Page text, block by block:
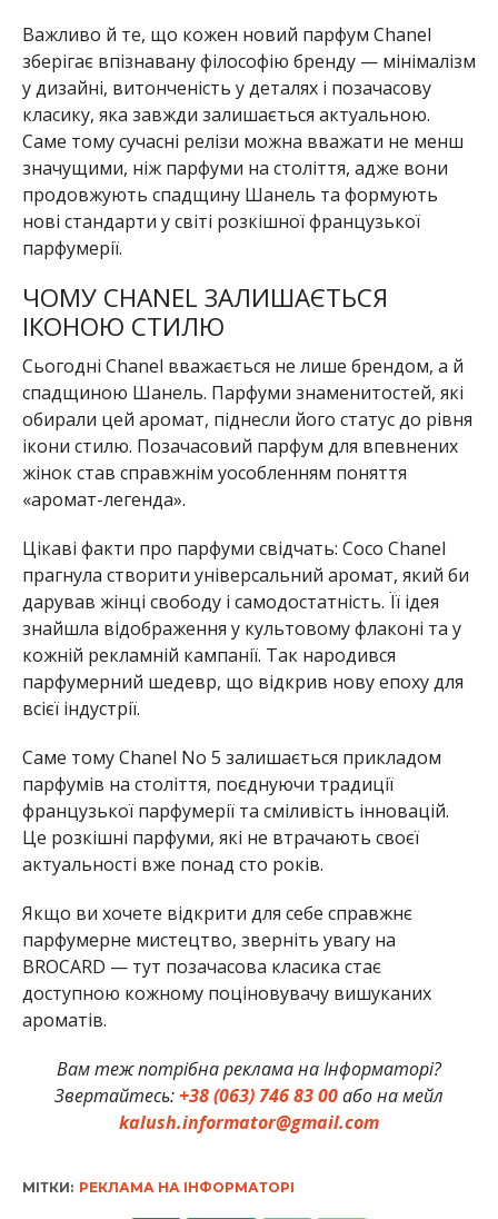
Важливо й те, що кожен новий парфум Chanel
зберігає впізнавану філософію бренду — мінімалізм
у дизайні, витонченість у деталях і позачасову
класику, яка завжди залишається актуальною.
Саме тому сучасні релізи можна вважати не менш
значущими, ніж парфуми на століття, адже вони
продовжують спадщину Шанель та формують
нові стандарти у світі розкішної французької
парфумерії.
ЧОМУ CHANEL ЗАЛИШАЄТЬСЯ
ІКОНОЮ СТИЛЮ
Сьогодні Chanel вважається не лише брендом, а й
спадщиною Шанель. Парфуми знаменитостей, які
обирали цей аромат, піднесли його статус до рівня
ікони стилю. Позачасовий парфум для впевнених
жінок став справжнім уособленням поняття
«аромат-легенда».
Цікаві факти про парфуми свідчать: Coco Chanel
прагнула створити універсальний аромат, який би
дарував жінці свободу і самодостатність. Її ідея
знайшла відображення у культовому флаконі та у
кожній рекламній кампанії. Так народився
парфумерний шедевр, що відкрив нову епоху для
всієї індустрії.
Саме тому Chanel No 5 залишається прикладом
парфумів на століття, поєднуючи традиції
французької парфумерії та сміливість інновацій.
Це розкішні парфуми, які не втрачають своєї
актуальності вже понад сто років.
Якщо ви хочете відкрити для себе справжнє
парфумерне мистецтво, зверніть увагу на
BROCARD — тут позачасова класика стає
доступною кожному поціновувачу вишуканих
ароматів.
Вам теж потрібна реклама на Інформаторі?
Звертайтесь:+38 (063) 746 83 00або на мейл
kalush.informator@gmail.com
МІТКИ: РЕКЛАМА НА ІНФОРМАТОРІ